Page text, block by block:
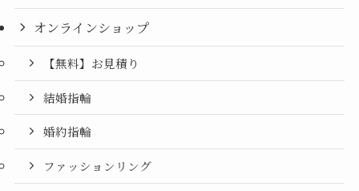
オンラインショップ
【無料】お見積り
結婚指輪
婚約指輪
ファッションリング